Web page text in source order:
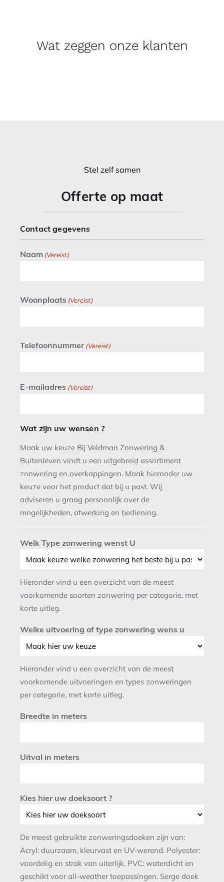
Wat zeggen onze klanten
Stel zelf samen
Offerte op maat
Contact gegevens
Naam (Vereist)
Woonplaats (Vereist)
Telefoonnummer (Vereist)
E-mailadres (Vereist)
Wat zijn uw wensen ?
Maak uw keuze Bij Veldman Zonwering &
Buitenleven vindt u een uitgebreid assortiment
zonwering en overkappingen. Maak hieronder uw
keuze voor het product dat bij u past. Wij
adviseren u graag persoonlijk over de
mogelijkheden, afwerking en bediening.
Welk Type zonwering wenst U
Hieronder vind u een overzicht van de meest
voorkomende soorten zonwering per categorie, met
korte uitleg.
Welke uitvoering of type zonwering wens u
Hieronder vind u een overzicht van de meest
voorkomende uitvoeringen en types zonweringen
per categorie, met korte uitleg.
Breedte in meters
Uitval in meters
Kies hier uw doeksoort ?
De meest gebruikte zonweringsdoeken zijn van:
Acryl: duurzaam, kleurvast en UV-werend. Polyester:
voordelig en strak van uiterlijk. PVC: waterdicht en
geschikt voor all-weather toepassingen. Serge doek